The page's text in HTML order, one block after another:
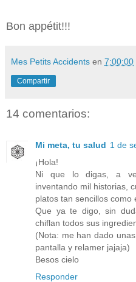
Bon appétit!!!
Mes Petits Accidents en 7:00:00
Compartir
14 comentarios:
Mi meta, tu salud 1 de
¡Hola!
Ni que lo digas, a
inventando mil historias,
platos tan sencillos como
Que ya te digo, sin
chiflan todos sus
(Nota: me han dado
pantalla y relamer jajaja)
Besos cielo
Responder